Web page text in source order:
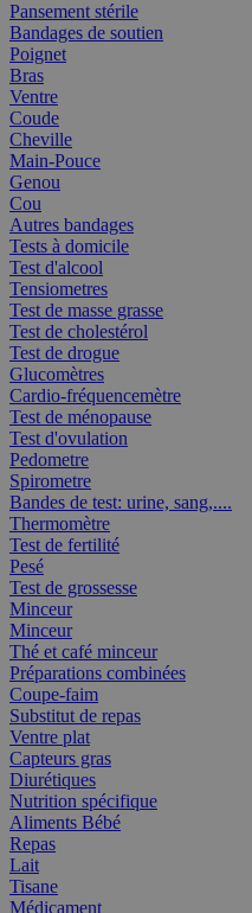
Pansement stérile
Bandages de soutien
Poignet
Bras
Ventre
Coude
Cheville
Main-Pouce
Genou
Cou
Autres bandages
Tests à domicile
Test d'alcool
Tensiometres
Test de masse grasse
Test de cholestérol
Test de drogue
Glucomètres
Cardio-fréquencemètre
Test de ménopause
Test d'ovulation
Pedometre
Spirometre
Bandes de test: urine, sang,....
Thermomètre
Test de fertilité
Pesé
Test de grossesse
Minceur
Minceur
Thé et café minceur
Préparations combinées
Coupe-faim
Substitut de repas
Ventre plat
Capteurs gras
Diurétiques
Nutrition spécifique
Aliments Bébé
Repas
Lait
Tisane
Médicament